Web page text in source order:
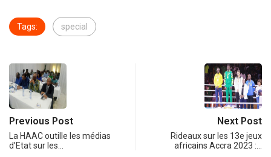
Tags: special
Previous Post
La HAAC outille les médias
d’Etat sur les…
Next Post
Rideaux sur les 13e jeux
africains Accra 2023 :…